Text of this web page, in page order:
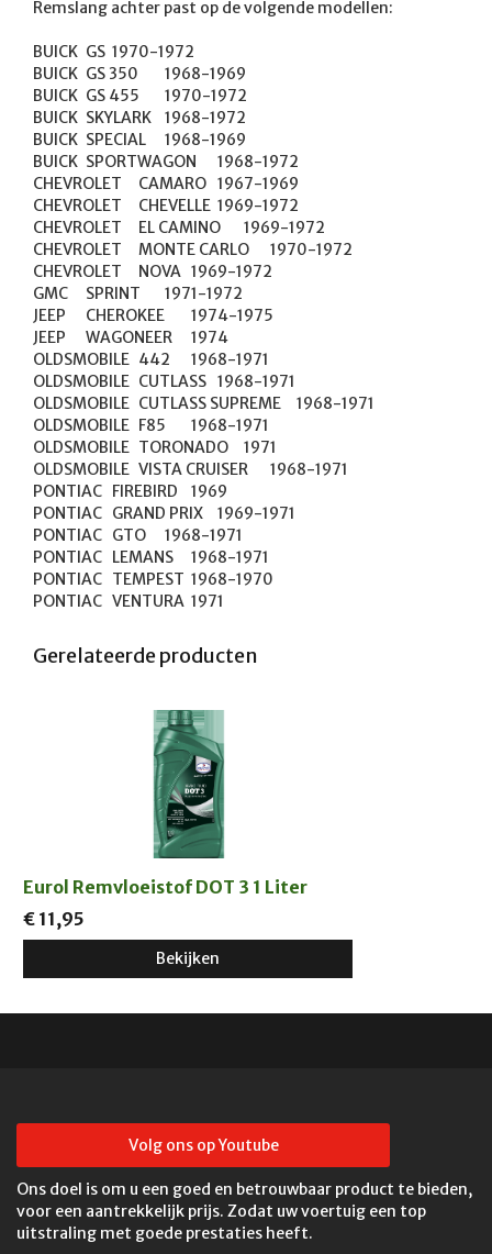
Remslang achter past op de volgende modellen:
BUICK	GS	1970-1972
BUICK	GS 350	1968-1969
BUICK	GS 455	1970-1972
BUICK	SKYLARK	1968-1972
BUICK	SPECIAL	1968-1969
BUICK	SPORTWAGON	1968-1972
CHEVROLET	CAMARO	1967-1969
CHEVROLET	CHEVELLE	1969-1972
CHEVROLET	EL CAMINO	1969-1972
CHEVROLET	MONTE CARLO	1970-1972
CHEVROLET	NOVA	1969-1972
GMC	SPRINT	1971-1972
JEEP	CHEROKEE	1974-1975
JEEP	WAGONEER	1974
OLDSMOBILE	442	1968-1971
OLDSMOBILE	CUTLASS	1968-1971
OLDSMOBILE	CUTLASS SUPREME	1968-1971
OLDSMOBILE	F85	1968-1971
OLDSMOBILE	TORONADO	1971
OLDSMOBILE	VISTA CRUISER	1968-1971
PONTIAC	FIREBIRD	1969
PONTIAC	GRAND PRIX	1969-1971
PONTIAC	GTO	1968-1971
PONTIAC	LEMANS	1968-1971
PONTIAC	TEMPEST	1968-1970
PONTIAC	VENTURA	1971
Gerelateerde producten
Eurol Remvloeistof DOT 3 1 Liter
€ 11,95
Bekijken
Volg ons op Youtube
Ons doel is om u een goed en betrouwbaar product te bieden,
voor een aantrekkelijk prijs. Zodat uw voertuig een top
uitstraling met goede prestaties heeft.